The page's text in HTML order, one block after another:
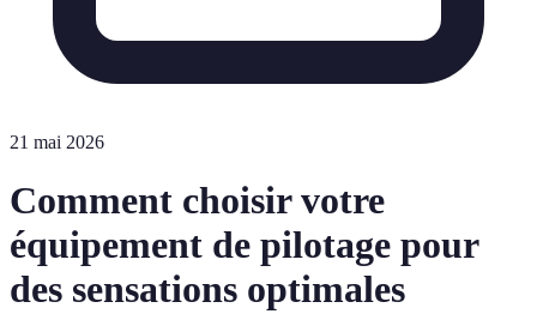
21 mai 2026
Comment choisir votre
équipement de pilotage pour
des sensations optimales